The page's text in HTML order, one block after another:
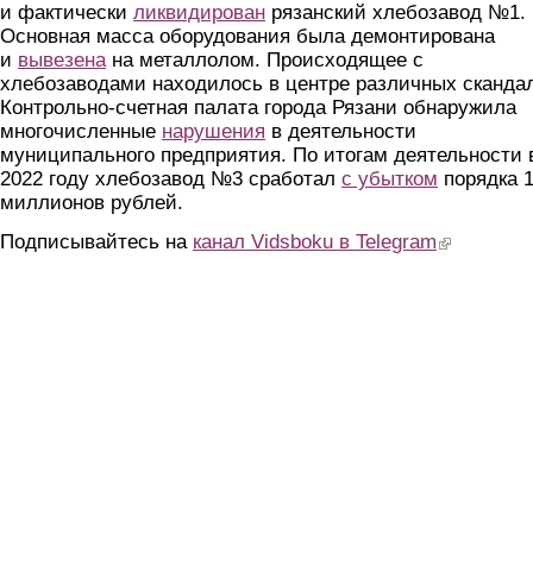
и фактически ликвидирован рязанский хлебозавод №1.
Основная масса оборудования была демонтирована
и вывезена на металлолом. Происходящее с
хлебозаводами находилось в центре различных
Контрольно-счетная палата города Рязани обнаружила
многочисленные нарушения в деятельности
муниципального предприятия. По итогам деятельности
2022 году хлебозавод №3 сработал с убытком порядка
миллионов рублей.
Подписывайтесь на канал Vidsboku в Telegram (link is